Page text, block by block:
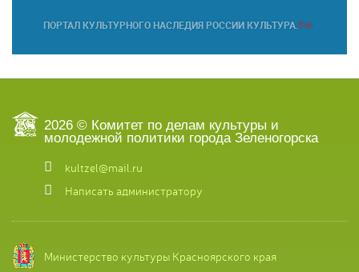
2026 © Комитет по делам культуры и
молодежной политики города Зеленогорска
kultzel@mail.ru
Написать администратору
Министерство культуры Красноярского края